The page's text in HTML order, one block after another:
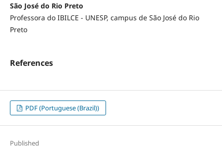
São José do Rio Preto
Professora do IBILCE - UNESP, campus de São José do Rio
Preto
References
PDF (Portuguese (Brazil))
Published